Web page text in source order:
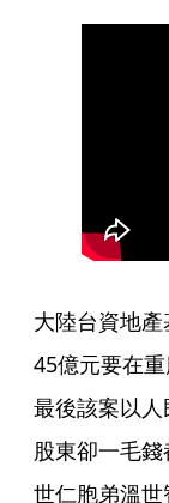
大陸台資地
45億元要在
最後該案以
股東卻一毛
世仁胞弟溫世